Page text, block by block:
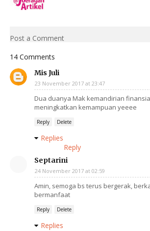
Post a Comment
14 Comments
Mis Juli
23 November 2017 at 23:47
Dua duanya Mak kemandirian
meningkatkan kemampuan yeeee
Reply Delete
Replies
Reply
Septarini
24 November 2017 at 02:59
Amin, semoga bs terus bergerak,
bermanfaat
Reply Delete
Replies